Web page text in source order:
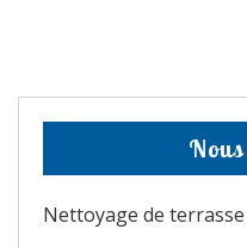
Nettoyage de